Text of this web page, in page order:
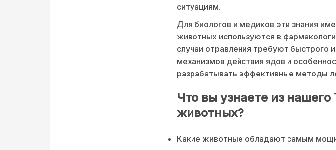
ситуациям.
Для биологов и медиков эти знания
животных используются в
случаи отравления требуют быстрого
механизмов действия ядов и
разрабатывать эффективные методы
Что вы узнаете из
животных?
Какие животные обладают самым